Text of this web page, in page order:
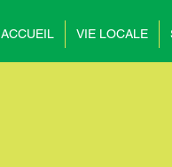
ACCUEIL VIE LOCALE